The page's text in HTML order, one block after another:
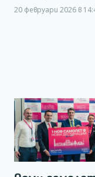
20 февруари 2026 в